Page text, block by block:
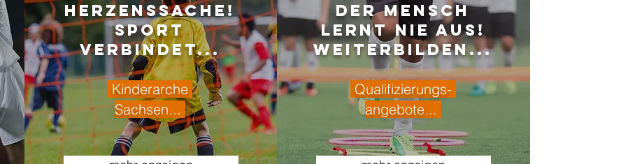
Herzenssache!
Sport
verbindet...
Kinderarche
Sachsen...
Der Mensch
lernt nie aus!
Weiterbilden...
Qualifizierungs-
angebote...